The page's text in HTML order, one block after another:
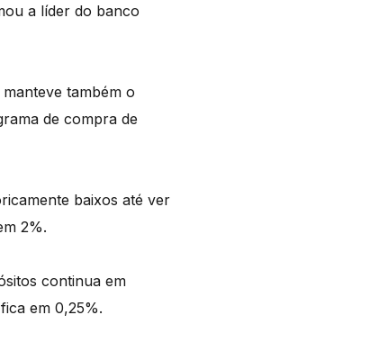
a líder do banco
também o
de compra de
baixos até ver
2%.
continua em
em 0,25%.